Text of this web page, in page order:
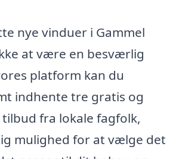
nye vinduer i Gammel
at være en besværlig
platform kan du
indhente tre gratis og
fra lokale fagfolk,
mulighed for at vælge det